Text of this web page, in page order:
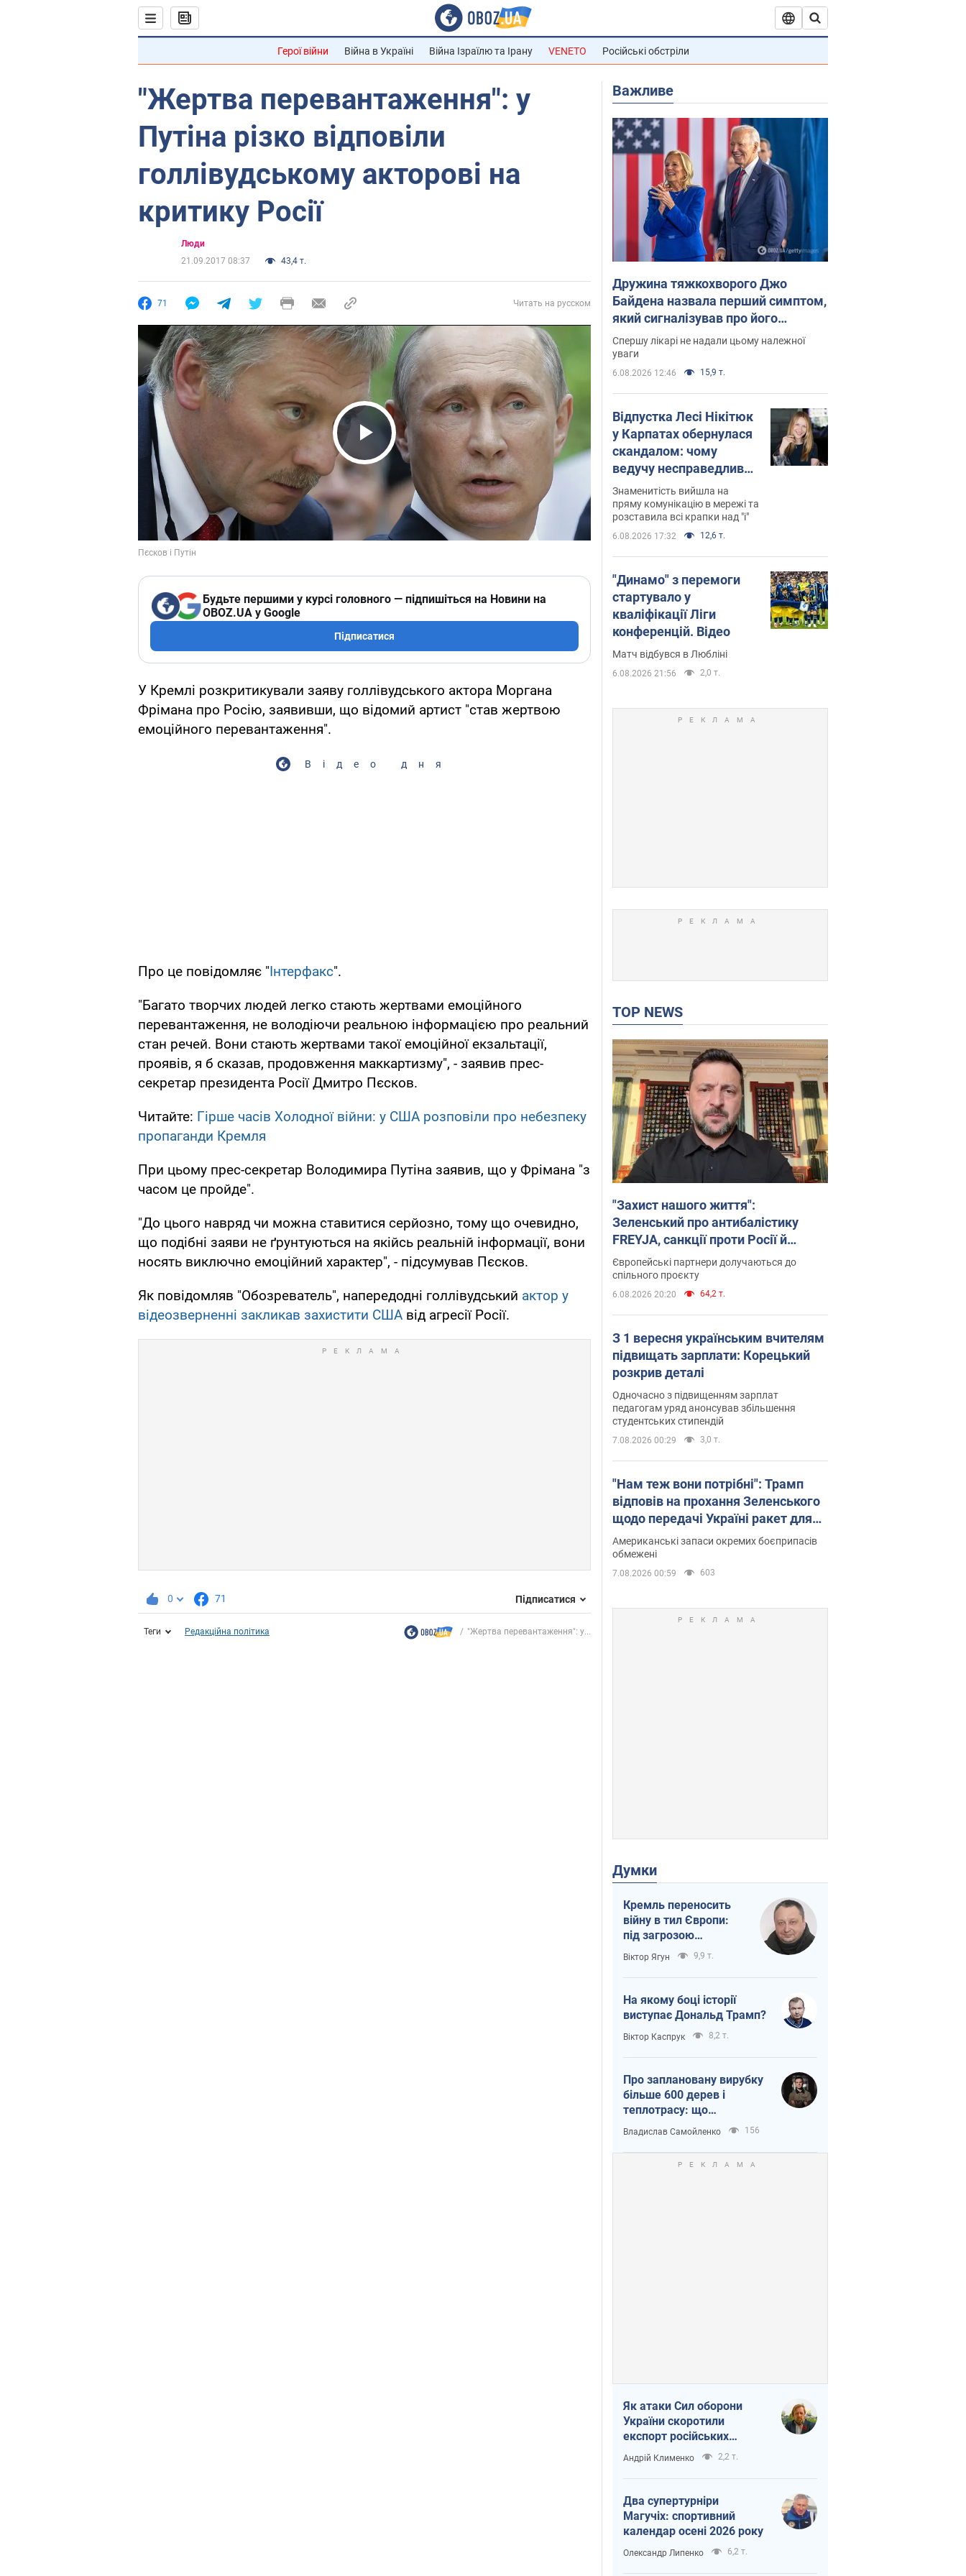
Герої війни Війна в Україні Війна Ізраїлю та Ірану VENETO Російські обстріли
"Жертва перевантаження": у
Путіна різко відповіли
голлівудському акторові на
критику Росії
Люди
21.09.2017 08:37
43,4 т.
71 Читать на русском
Play Video
Будьте першими у курсі головного — підпишіться на Новини на
OBOZ.UA у Google
Підписатися
У Кремлі розкритикували заяву голлівудського актора Моргана
Фрімана про Росію, заявивши, що відомий артист "став жертвою
емоційного перевантаження".
Відео дня
Про це повідомляє "Інтерфакс".
"Багато творчих людей легко стають жертвами емоційного
перевантаження, не володіючи реальною інформацією про реальний
стан речей. Вони стають жертвами такої емоційної екзальтації,
проявів, я б сказав, продовження маккартизму", - заявив прес-
секретар президента Росії Дмитро Пєсков.
Читайте: Гірше часів Холодної війни: у США розповіли про небезпеку
пропаганди Кремля
При цьому прес-секретар Володимира Путіна заявив, що у Фрімана "з
часом це пройде".
"До цього навряд чи можна ставитися серйозно, тому що очевидно,
що подібні заяви не ґрунтуються на якійсь реальній інформації, вони
носять виключно емоційний характер", - підсумував Пєсков.
Як повідомляв "Обозреватель", напередодні голлівудський актор у
відеозверненні закликав захистити США від агресії Росії.
0 71 Підписатися
Теги Редакційна політика "Жертва перевантаження": у...
Важливе
Дружина тяжкохворого Джо
Байдена назвала перший симптом,
який сигналізував про його
"агресивний" рак
Спершу лікарі не надали цьому належної
уваги
6.08.2026 12:46 15,9 т.
Відпустка Лесі Нікітюк
у Карпатах обернулася
скандалом: чому
ведучу несправедливо
захейтили
Знаменитість вийшла на
пряму комунікацію в мережі та
розставила всі крапки над "і"
6.08.2026 17:32 12,6 т.
"Динамо" з перемоги
стартувало у
кваліфікації Ліги
конференцій. Відео
Матч відбувся в Любліні
6.08.2026 21:56 2,0 т.
TOP NEWS
"Захист нашого життя":
Зеленський про антибалістику
FREYJA, санкції проти Росії й
підтримку аграріїв. Відео
Європейські партнери долучаються до
спільного проєкту
6.08.2026 20:20 64,2 т.
З 1 вересня українським вчителям
підвищать зарплати: Корецький
розкрив деталі
Одночасно з підвищенням зарплат
педагогам уряд анонсував збільшення
студентських стипендій
7.08.2026 00:29 3,0 т.
"Нам теж вони потрібні": Трамп
відповів на прохання Зеленського
щодо передачі Україні ракет для
Patriot
Американські запаси окремих боєприпасів
обмежені
7.08.2026 00:59 603
Думки
Кремль переносить
війну в тил Європи:
під загрозою
критична логістика
Віктор Ягун 9,9 т.
На якому боці історії
виступає Дональд Трамп?
Віктор Каспрук 8,2 т.
Про заплановану вирубку
більше 600 дерев і
теплотрасу: що
відбувається на Теремках
у Києві
Владислав Самойленко 156
Як атаки Сил оборони
України скоротили
експорт російських
нафтопродуктів
Андрій Клименко 2,2 т.
Два супертурніри
Магучіх: спортивний
календар осені 2026 року
Олександр Липенко 6,2 т.